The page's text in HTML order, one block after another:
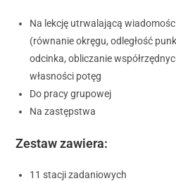
Na lekcję utrwalającą
(równanie okręgu, odległość
odcinka, obliczanie
własności potęg
Do pracy grupowej
Na zastępstwa
Zestaw zawiera:
11 stacji zadaniowych